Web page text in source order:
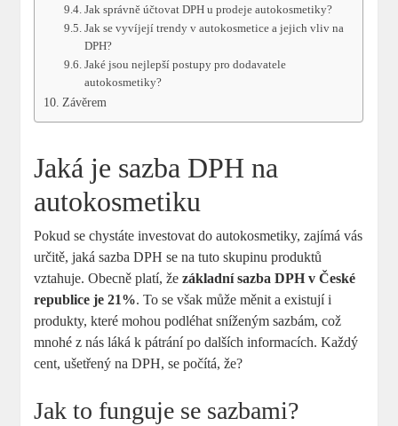
Jak správně účtovat DPH u prodeje autokosmetiky?
Jak se vyvíjejí ​trendy v⁣ autokosmetice a jejich vliv na
DPH?
Jaké jsou nejlepší‌ postupy pro dodavatele ​
autokosmetiky?
Závěrem
Jaká⁣ je sazba⁢ DPH na
autokosmetiku
Pokud ⁣se chystáte investovat do autokosmetiky,⁢ zajímá vás
určitě, jaká sazba DPH se na tuto​ skupinu produktů
vztahuje. Obecně⁤ platí, žezákladní sazba DPH v České
republice je 21%. To se však může​ měnit a existují‍ i
produkty, které mohou podléhat sníženým sazbám, což
mnohé z nás láká k pátrání po dalších informacích. Každý
⁤cent, ušetřený na DPH, se počítá, ⁤že?
Jak to funguje⁣ se sazbami?